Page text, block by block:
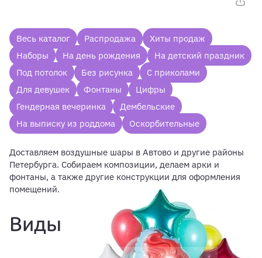
Весь каталог Распродажа
Хиты продаж
Наборы
На день рождения
На детский праздник
Под потолок
Без рисунка
С приколами
Для девушек
Фонтаны
Цифры
Гендерная вечеринка
Дембельские
На выписку из роддома
Оскорбительные
Доставляем воздушные шары в Автово и другие районы
Петербурга. Собираем композиции, делаем арки и
фонтаны, а также другие конструкции для оформления
помещений.
Виды